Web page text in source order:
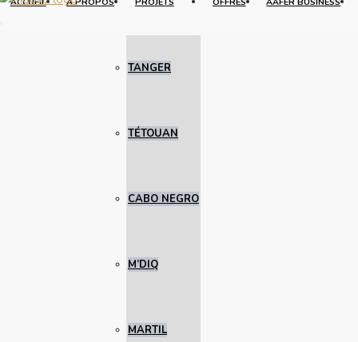
TANGER
TÉTOUAN
CABO NEGRO
M’DIQ
MARTIL